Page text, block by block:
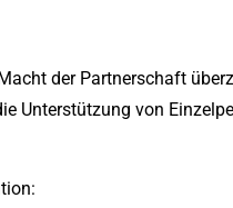
der Partnerschaft
Unterstützung von